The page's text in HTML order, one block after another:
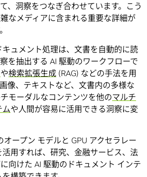
、洞察をつなぎ合わせています。こう
なメディアに含まれる重要な詳細が
ュメント処理は、文書を自動的に読
を抽出する AI 駆動のワークフローで
や検索拡張生成 (RAG) などの手法を用
像、テキストなど、文書内の多様な
モーダルなコンテンツを他のマルチ
ムや人間が容易に活用できる洞察に変
オープン モデルと GPU アクセラレー
用すれば、研究、金融サービス、法
向けた AI 駆動のドキュメント インテ